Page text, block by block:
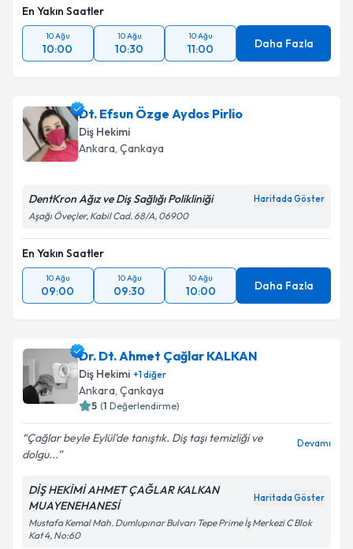
En Yakın Saatler
10 Ağu
10:00
10 Ağu
10:30
10 Ağu
11:00 Daha Fazla
Dt. Efsun Özge Aydos Pirlio
Diş Hekimi
Ankara, Çankaya
DentKron Ağız ve Diş Sağlığı Polikliniği Haritada Göster
Aşağı Öveçler, Kabil Cad. 68/A, 06900
En Yakın Saatler
10 Ağu
09:00
10 Ağu
09:30
10 Ağu
10:00 Daha Fazla
Dr. Dt. Ahmet Çağlar KALKAN
Diş Hekimi +1diğer
Ankara, Çankaya
5 (1 Değerlendirme)
Çağlar beyle Eylül'de tanıştık. Diş taşı temizliği ve
dolgu...
Devamı
DİŞ HEKİMİ AHMET ÇAĞLAR KALKAN
MUAYENEHANESİ
Haritada Göster
Mustafa Kemal Mah. Dumlupınar Bulvarı Tepe Prime İş Merkezi C Blok
Kat 4, No:60